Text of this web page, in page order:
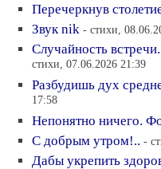
Перечеркнув
Звук nik - стихи,
Случайность
стихи, 07.06.2026 21:39
Разбудишь дух
17:58
Непонятно ничего.
С добрым утром!.. -
Дабы укрепить